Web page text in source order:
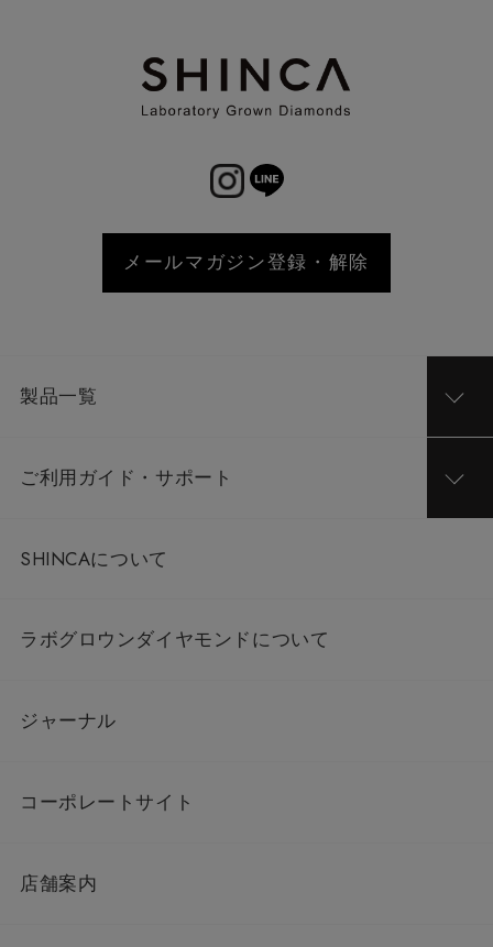
メールマガジン登録・解除
製品一覧
ご利用ガイド・サポート
SHINCAについて
ラボグロウンダイヤモンドについて
ジャーナル
コーポレートサイト
店舗案内